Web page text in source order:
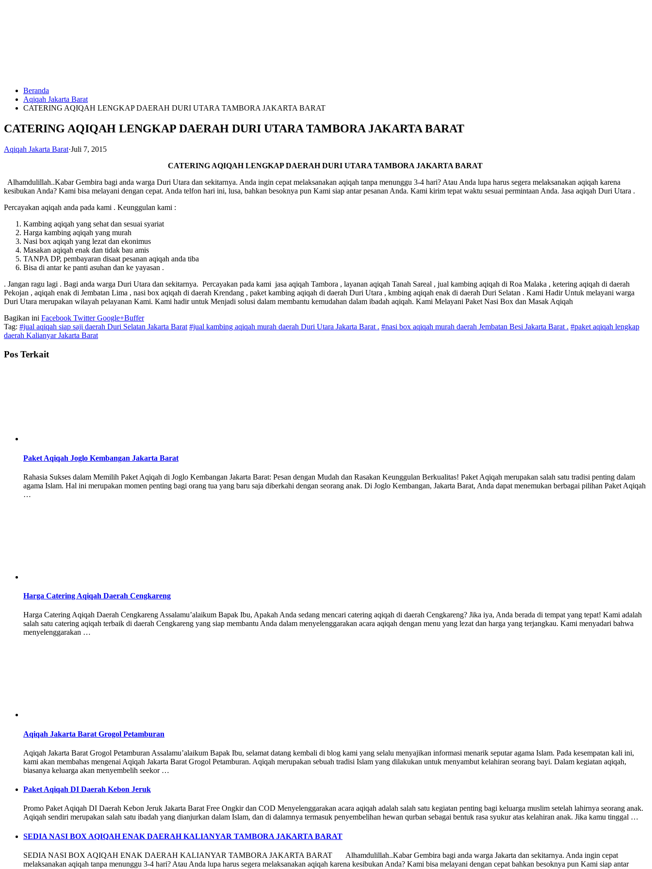
HUBUNGI
KAMI
0823
1246
6713
Beranda
Aqiqah Jakarta Barat
CATERING AQIQAH LENGKAP DAERAH DURI UTARA TAMBORA JAKARTA BARAT
CATERING AQIQAH LENGKAP DAERAH DURI UTARA TAMBORA JAKARTA BARAT
Aqiqah Jakarta Barat·Juli 7, 2015
CATERING AQIQAH LENGKAP DAERAH DURI UTARA TAMBORA JAKARTA BARAT
Alhamdulillah..Kabar Gembira bagi anda warga Duri Utara dan sekitarnya. Anda ingin cepat melaksanakan aqiqah tanpa menunggu 3-4 hari? Atau Anda lupa harus segera melaksanakan aqiqah karena
kesibukan Anda? Kami bisa melayani dengan cepat. Anda telfon hari ini, lusa, bahkan besoknya pun Kami siap antar pesanan Anda. Kami kirim tepat waktu sesuai permintaan Anda. Jasa aqiqah Duri Utara .
Percayakan aqiqah anda pada kami . Keunggulan kami :
Kambing aqiqah yang sehat dan sesuai syariat
Harga kambing aqiqah yang murah
Nasi box aqiqah yang lezat dan ekonimus
Masakan aqiqah enak dan tidak bau amis
TANPA DP, pembayaran disaat pesanan aqiqah anda tiba
Bisa di antar ke panti asuhan dan ke yayasan .
. Jangan ragu lagi . Bagi anda warga Duri Utara dan sekitarnya. Percayakan pada kami jasa aqiqah Tambora , layanan aqiqah Tanah Sareal , jual kambing aqiqah di Roa Malaka , ketering aqiqah di daerah
Pekojan , aqiqah enak di Jembatan Lima , nasi box aqiqah di daerah Krendang , paket kambing aqiqah di daerah Duri Utara , kmbing aqiqah enak di daerah Duri Selatan . Kami Hadir Untuk melayani warga
Duri Utara merupakan wilayah pelayanan Kami. Kami hadir untuk Menjadi solusi dalam membantu kemudahan dalam ibadah aqiqah. Kami Melayani Paket Nasi Box dan Masak Aqiqah
Bagikan ini Facebook TwitterGoogle+Buffer
Tag: #jual aqiqah siap saji daerah Duri Selatan Jakarta Barat #jual kambing aqiqah murah daerah Duri Utara Jakarta Barat . #nasi box aqiqah murah daerah Jembatan Besi Jakarta Barat . #paket aqiqah lengkap
daerah Kalianyar Jakarta Barat
Pos Terkait
Paket Aqiqah Joglo Kembangan Jakarta Barat
Rahasia Sukses dalam Memilih Paket Aqiqah di Joglo Kembangan Jakarta Barat: Pesan dengan Mudah dan Rasakan Keunggulan Berkualitas! Paket Aqiqah merupakan salah satu tradisi penting dalam
agama Islam. Hal ini merupakan momen penting bagi orang tua yang baru saja diberkahi dengan seorang anak. Di Joglo Kembangan, Jakarta Barat, Anda dapat menemukan berbagai pilihan Paket Aqiqah
…
Harga Catering Aqiqah Daerah Cengkareng
Harga Catering Aqiqah Daerah Cengkareng Assalamu’alaikum Bapak Ibu, Apakah Anda sedang mencari catering aqiqah di daerah Cengkareng? Jika iya, Anda berada di tempat yang tepat! Kami adalah
salah satu catering aqiqah terbaik di daerah Cengkareng yang siap membantu Anda dalam menyelenggarakan acara aqiqah dengan menu yang lezat dan harga yang terjangkau. Kami menyadari bahwa
menyelenggarakan …
Aqiqah Jakarta Barat Grogol Petamburan
Aqiqah Jakarta Barat Grogol Petamburan Assalamu’alaikum Bapak Ibu, selamat datang kembali di blog kami yang selalu menyajikan informasi menarik seputar agama Islam. Pada kesempatan kali ini,
kami akan membahas mengenai Aqiqah Jakarta Barat Grogol Petamburan. Aqiqah merupakan sebuah tradisi Islam yang dilakukan untuk menyambut kelahiran seorang bayi. Dalam kegiatan aqiqah,
biasanya keluarga akan menyembelih seekor …
Paket Aqiqah DI Daerah Kebon Jeruk
Promo Paket Aqiqah DI Daerah Kebon Jeruk Jakarta Barat Free Ongkir dan COD Menyelenggarakan acara aqiqah adalah salah satu kegiatan penting bagi keluarga muslim setelah lahirnya seorang anak.
Aqiqah sendiri merupakan salah satu ibadah yang dianjurkan dalam Islam, dan di dalamnya termasuk penyembelihan hewan qurban sebagai bentuk rasa syukur atas kelahiran anak. Jika kamu tinggal …
SEDIA NASI BOX AQIQAH ENAK DAERAH KALIANYAR TAMBORA JAKARTA BARAT
SEDIA NASI BOX AQIQAH ENAK DAERAH KALIANYAR TAMBORA JAKARTA BARAT Alhamdulillah..Kabar Gembira bagi anda warga Jakarta dan sekitarnya. Anda ingin cepat
melaksanakan aqiqah tanpa menunggu 3-4 hari? Atau Anda lupa harus segera melaksanakan aqiqah karena kesibukan Anda? Kami bisa melayani dengan cepat bahkan besoknya pun Kami siap antar